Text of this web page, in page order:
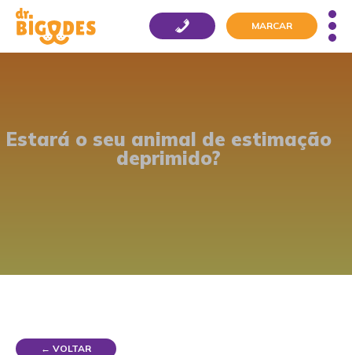
MARCAR
Estará o seu animal de estimação
deprimido?
← VOLTAR